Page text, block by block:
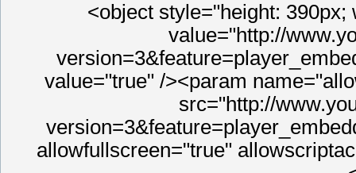
<object style="height:
value="http://
value="true" /><param
src="http://
allowfullscreen="true"